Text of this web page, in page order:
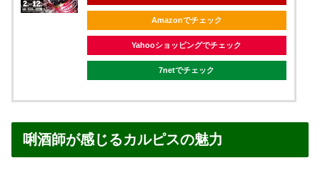
Amazonでチェック
Yahooショッピングでチェック
7netでチェック
唎酒師が感じるカルピスの魅力